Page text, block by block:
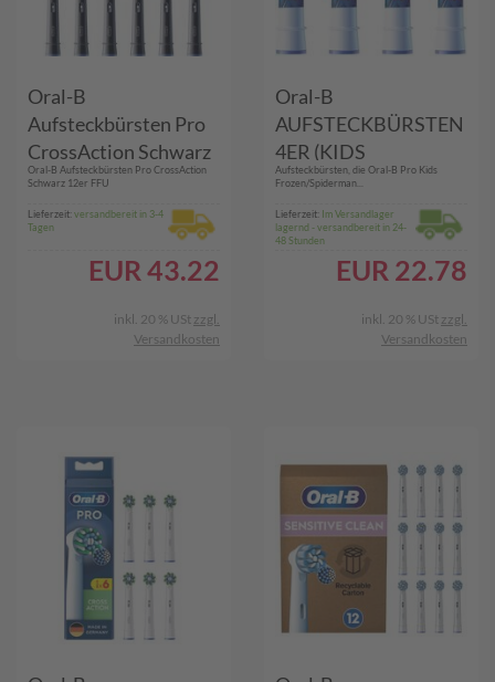
Oral-B
Aufsteckbürsten Pro
CrossAction Schwarz
12er FFU
Oral-B Aufsteckbürsten Pro CrossAction
Schwarz 12er FFU
Lieferzeit:versandbereit in 3-4
Tagen
EUR 43.22
inkl. 20 % USt zzgl.
Versandkosten
Oral-B
AUFSTECKBÜRSTEN
4ER (KIDS
SPIDERMAN/EISK.)
Aufsteckbürsten, die Oral-B Pro Kids
Frozen/Spiderman...
Lieferzeit: Im Versandlager
lagernd - versandbereit in 24-
48 Stunden
EUR 22.78
inkl. 20 % USt zzgl.
Versandkosten